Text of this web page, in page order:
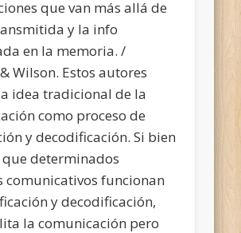
que van más allá de
y la info
en la memoria. /
Wilson. Estos autores
idea tradicional de la
como proceso de
y decodificación. Si bien
que determinados
comunicativos funcionan
y decodificación,
la comunicación pero